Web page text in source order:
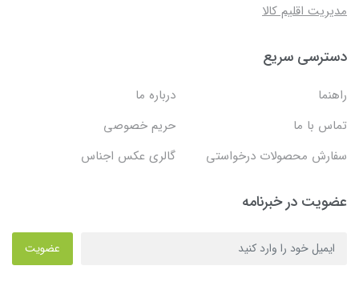
مدیریت اقلیم کالا
دسترسی سریع
راهنما
درباره ما
تماس با ما
حریم خصوصی
سفارش محصولات درخواستی
گالری عکس اجناس
عضویت در خبرنامه
عضویت